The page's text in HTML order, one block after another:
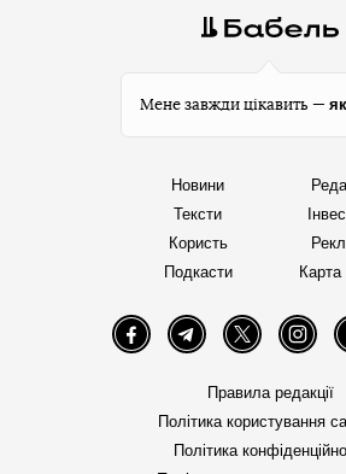
Мене завжди цікавить —
Новини
Тексти
Користь
Подкасти
Карта
FacebookTelegramTwitter
Правила редакції
Політика користування
Політика